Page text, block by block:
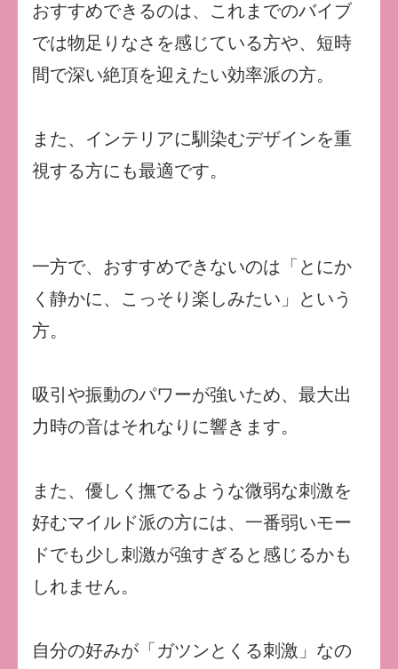
おすすめできるのは、これまでのバイブ
では物足りなさを感じている方や、短時
間で深い絶頂を迎えたい効率派の方。
また、インテリアに馴染むデザインを重
視する方にも最適です。
一方で、おすすめできないのは「とにか
く静かに、こっそり楽しみたい」という
方。
吸引や振動のパワーが強いため、最大出
力時の音はそれなりに響きます。
また、優しく撫でるような微弱な刺激を
好むマイルド派の方には、一番弱いモー
ドでも少し刺激が強すぎると感じるかも
しれません。
自分の好みが「ガツンとくる刺激」なの